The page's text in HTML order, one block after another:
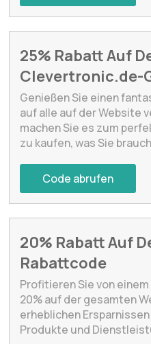
25% Rabatt Auf
Clevertronic.de-
Genießen Sie einen
auf alle auf der Website
machen Sie es zum
zu kaufen, was Sie
Code abrufen
20% Rabatt Auf
Rabattcode
Profitieren Sie von
20% auf der gesamten
erheblichen
Produkte und